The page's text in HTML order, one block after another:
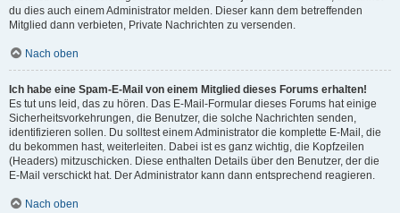
du dies auch einem Administrator melden. Dieser kann dem betreffenden
Mitglied dann verbieten, Private Nachrichten zu versenden.
Nach oben
Ich habe eine Spam-E-Mail von einem Mitglied dieses Forums erhalten!
Es tut uns leid, das zu hören. Das E-Mail-Formular dieses Forums hat einige
Sicherheitsvorkehrungen, die Benutzer, die solche Nachrichten senden,
identifizieren sollen. Du solltest einem Administrator die komplette E-Mail, die
du bekommen hast, weiterleiten. Dabei ist es ganz wichtig, die Kopfzeilen
(Headers) mitzuschicken. Diese enthalten Details über den Benutzer, der die
E-Mail verschickt hat. Der Administrator kann dann entsprechend reagieren.
Nach oben